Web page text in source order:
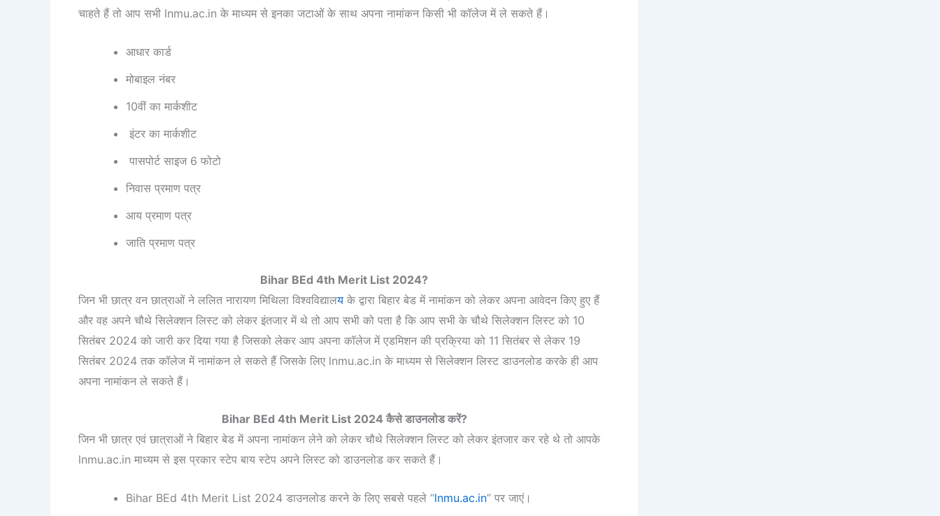
चाहते हैं तो आप सभी lnmu.ac.in के माध्यम से इनका जटाओं के साथ अपना नामांकन किसी भी कॉलेज में ले सकते हैं।
आधार कार्ड
मोबाइल नंबर
10वीं का मार्कशीट
इंटर का मार्कशीट
पासपोर्ट साइज 6 फोटो
निवास प्रमाण पत्र
आय प्रमाण पत्र
जाति प्रमाण पत्र
Bihar BEd 4th Merit List 2024?
जिन भी छात्र वन छात्राओं ने ललित नारायण मिथिला विश्वविद्यालय के द्वारा बिहार बेड में नामांकन को लेकर अपना आवेदन किए हुए हैं
और वह अपने चौथे सिलेक्शन लिस्ट को लेकर इंतजार में थे तो आप सभी को पता है कि आप सभी के चौथे सिलेक्शन लिस्ट को 10
सितंबर 2024 को जारी कर दिया गया है जिसको लेकर आप अपना कॉलेज में एडमिशन की प्रक्रिया को 11 सितंबर से लेकर 19
सितंबर 2024 तक कॉलेज में नामांकन ले सकते हैं जिसके लिए lnmu.ac.in के माध्यम से सिलेक्शन लिस्ट डाउनलोड करके ही आप
अपना नामांकन ले सकते हैं।
Bihar BEd 4th Merit List 2024 कैसे डाउनलोड करें?
जिन भी छात्र एवं छात्राओं ने बिहार बेड में अपना नामांकन लेने को लेकर चौथे सिलेक्शन लिस्ट को लेकर इंतजार कर रहे थे तो आपके
lnmu.ac.in माध्यम से इस प्रकार स्टेप बाय स्टेप अपने लिस्ट को डाउनलोड कर सकते हैं।
Bihar BEd 4th Merit List 2024 डाउनलोड करने के लिए सबसे पहले “lnmu.ac.in” पर जाएं।